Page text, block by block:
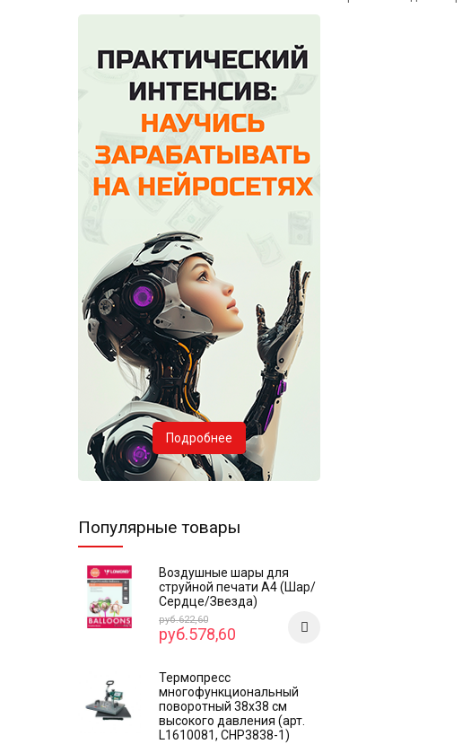
Подробнее
Популярные товары
Воздушные шары для
струйной печати А4 (Шар/
Сердце/Звезда)
руб.622,60
руб.578,60
Термопресс
многофункциональный
поворотный 38х38 см
высокого давления (арт.
L1610081, CHP3838-1)